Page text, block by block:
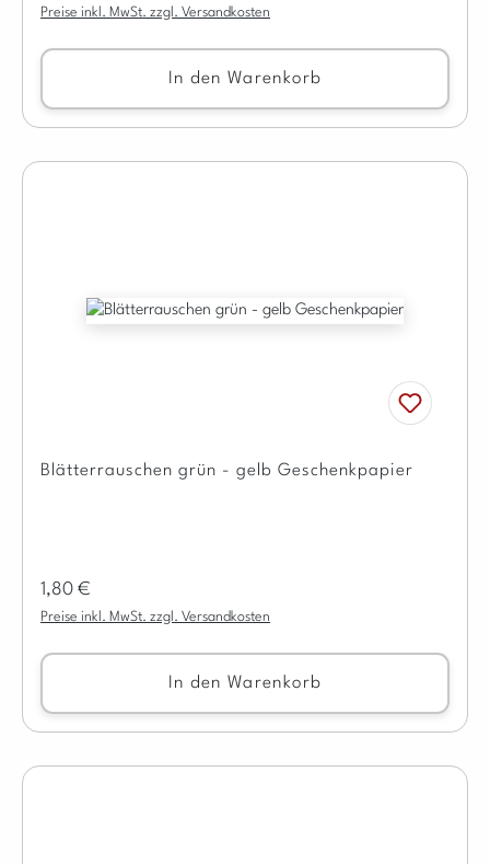
Preise inkl. MwSt. zzgl. Versandkosten
In den Warenkorb
Blätterrauschen grün - gelb Geschenkpapier
Regulärer Preis:
1,80 €
Preise inkl. MwSt. zzgl. Versandkosten
In den Warenkorb